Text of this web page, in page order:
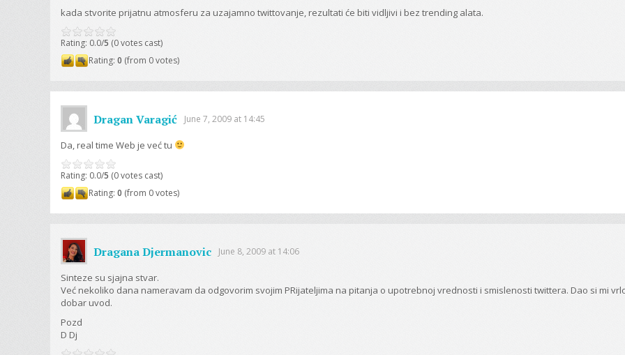
kada stvorite prijatnu atmosferu za uzajamno twittovanje, rezultati će biti vidljivi i bez trending alata.
Rating: 0.0/5 (0 votes cast)
Rating: 0 (from 0 votes)
Dragan Varagić June 7, 2009 at 14:45
Da, real time Web je već tu
Rating: 0.0/5 (0 votes cast)
Rating: 0 (from 0 votes)
Dragana Djermanovic June 8, 2009 at 14:06
Sinteze su sjajna stvar.
Već nekoliko dana nameravam da odgovorim svojim PRijateljima na pitanja o upotrebnoj vrednosti i smislenosti twittera. Dao si mi
dobar uvod.
Pozd
D Dj